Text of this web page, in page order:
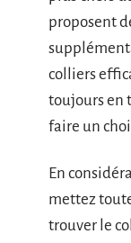
proposent
colliers
toujours en
faire un
En
mettez
trouver le